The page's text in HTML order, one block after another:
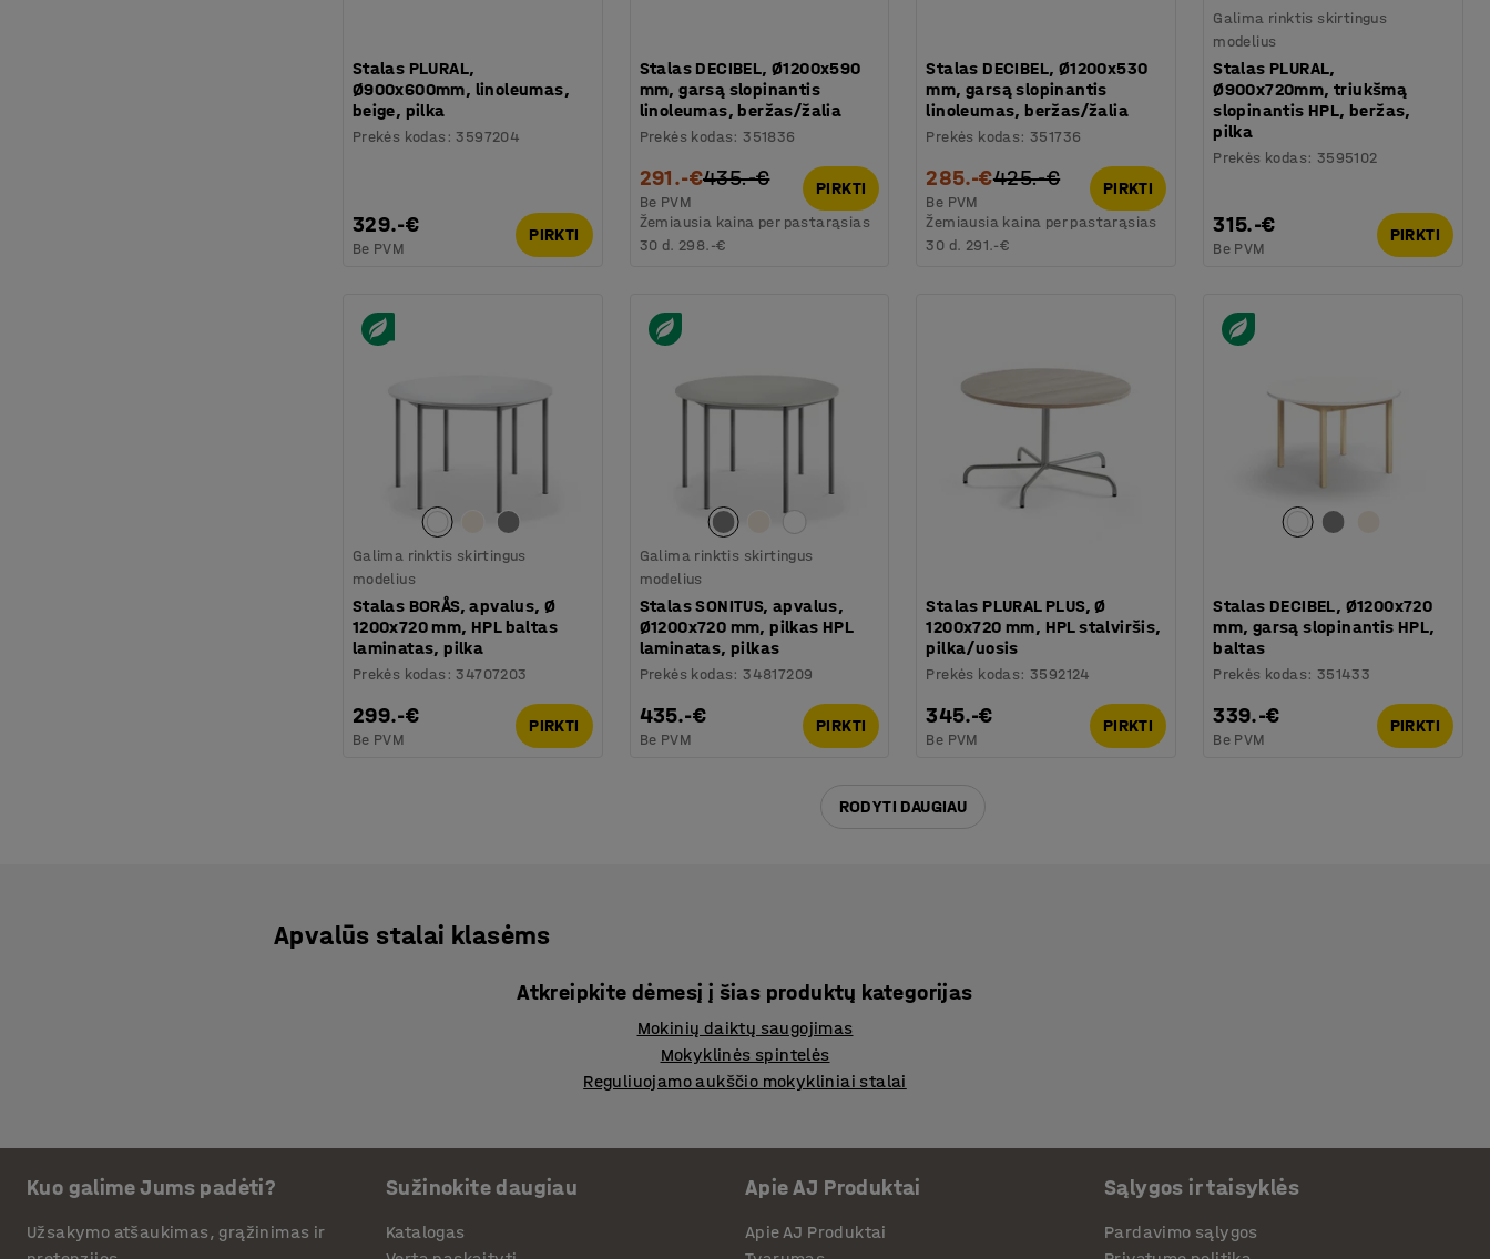
Stalas PLURAL,
Ø900x600mm, linoleumas,
beige, pilka
Prekės kodas :3597204
329.-€
Be PVM
PIRKTI
Stalas DECIBEL, Ø1200x590
mm, garsą slopinantis
linoleumas, beržas/žalia
Prekės kodas:351836
291.-€435.-€
Be PVM
PIRKTI
Žemiausia kaina per pastarąsias
30 d. 298.-€
Stalas DECIBEL, Ø1200x530
mm, garsą slopinantis
linoleumas, beržas/žalia
Prekės kodas:351736
285.-€425.-€
Be PVM
PIRKTI
Žemiausia kaina per pastarąsias
30 d. 291.-€
Galima rinktis skirtingus
modelius
Stalas PLURAL,
Ø900x720mm, triukšmą
slopinantis HPL, beržas,
pilka
Prekės kodas: 3595102
315.-€
Be PVM
PIRKTI
Galima rinktis skirtingus
modelius
Stalas BORÅS, apvalus, Ø
1200x720 mm, HPL baltas
laminatas, pilka
Prekės kodas :34707203
299.-€
Be PVM
PIRKTI
Galima rinktis skirtingus
modelius
Stalas SONITUS, apvalus,
Ø1200x720 mm, pilkas HPL
laminatas, pilkas
Prekės kodas:34817209
435.-€
Be PVM
PIRKTI
Stalas PLURAL PLUS, Ø
1200x720 mm, HPL stalviršis,
pilka/uosis
Prekės kodas:3592124
345.-€
Be PVM
PIRKTI
Stalas DECIBEL, Ø1200x720
mm, garsą slopinantis HPL,
baltas
Prekės kodas: 351433
339.-€
Be PVM
PIRKTI
RODYTI DAUGIAU
Apvalūs stalai klasėms
Atkreipkite dėmesį į šias produktų kategorijas
Mokinių daiktų saugojimas
Mokyklinės spintelės
Reguliuojamo aukščio mokykliniai stalai
Kuo galime Jums padėti?
Užsakymo atšaukimas, grąžinimas ir
Sužinokite daugiau
Katalogas
Apie AJ Produktai
Apie AJ Produktai
Sąlygos ir taisyklės
Pardavimo sąlygos